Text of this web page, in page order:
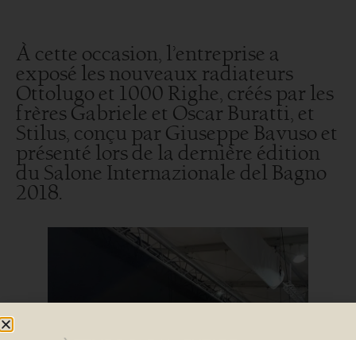
À cette occasion, l’entreprise a
exposé les nouveaux radiateurs
Ottolugo et 1000 Righe, créés par les
frères Gabriele et Oscar Buratti, et
Stilus, conçu par Giuseppe Bavuso et
présenté lors de la dernière édition
du Salone Internazionale del Bagno
2018.